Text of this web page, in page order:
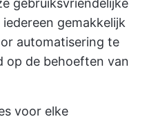
gebruiksvriendelijke
gemakkelijk
automatisering te
op de behoeften van
voor elke